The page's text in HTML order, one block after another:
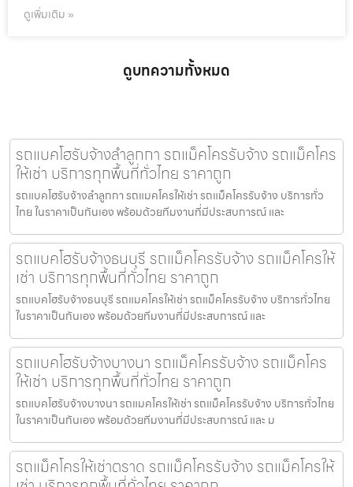
ดูเพิ่มเติม »
ดูบทความทั้งหมด
รถแบคโฮรับจ้างลำลูกกา รถแม็คโครรับจ้าง รถแม็คโคร
ให้เช่า บริการทุกพื้นที่ทั่วไทย ราคาถูก
รถแบคโฮรับจ้างลำลูกกา รถแมคโครให้เช่า รถแม็คโครรับจ้าง บริการทั่ว
ไทย ในราคาเป็นกันเอง พร้อมด้วยทีมงานที่มีประสบการณ์ และ
รถแบคโฮรับจ้างธนบุรี รถแม็คโครรับจ้าง รถแม็คโครให้
เช่า บริการทุกพื้นที่ทั่วไทย ราคาถูก
รถแบคโฮรับจ้างธนบุรี รถแมคโครให้เช่า รถแม็คโครรับจ้าง บริการทั่วไทย
ในราคาเป็นกันเอง พร้อมด้วยทีมงานที่มีประสบการณ์ และ
รถแบคโฮรับจ้างบางนา รถแม็คโครรับจ้าง รถแม็คโคร
ให้เช่า บริการทุกพื้นที่ทั่วไทย ราคาถูก
รถแบคโฮรับจ้างบางนา รถแมคโครให้เช่า รถแม็คโครรับจ้าง บริการทั่วไทย
ในราคาเป็นกันเอง พร้อมด้วยทีมงานที่มีประสบการณ์ และ ม
รถแม็คโครให้เช่าตราด รถแม็คโครรับจ้าง รถแม็คโครให้